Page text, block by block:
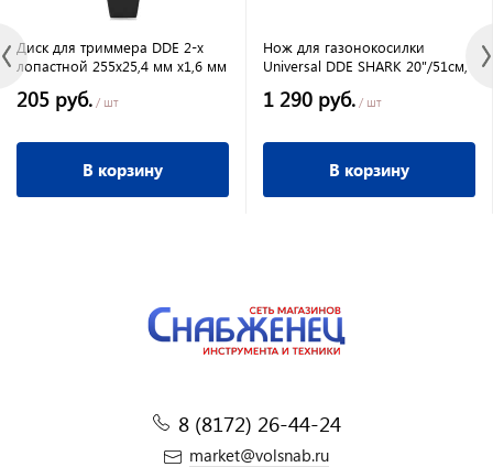
Диск для триммера DDE 2-х
лопастной 255х25,4 мм х1,6 мм
205 руб. / шт
В корзину
Нож для газонокосилки
Universal DDE SHARK 20"/51см,
1 290 руб. / шт
В корзину
8 (8172) 26-44-24
market@volsnab.ru